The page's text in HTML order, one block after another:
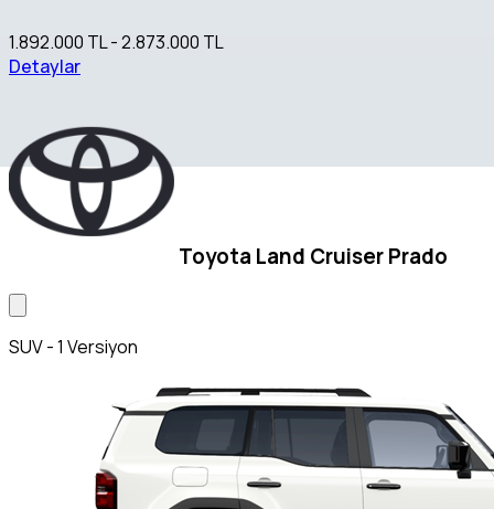
1.892.000 TL - 2.873.000 TL
Detaylar
Toyota Land Cruiser Prado
SUV - 1 Versiyon